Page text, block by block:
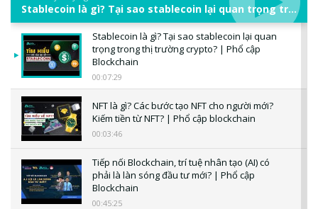
Stablecoin là gì? Tại sao stablecoin lại quan trọng trong thị trường crypto? | Phổ cập Blockchain
Stablecoin là gì? Tại sao stablecoin lại quan
trọng trong thị trường crypto? | Phổ cập
Blockchain
00:07:29
NFT là gì? Các bước tạo NFT cho người mới?
Kiếm tiền từ NFT? | Phổ cập blockchain
00:03:46
Tiếp nối Blockchain, trí tuệ nhân tạo (AI) có
phải là làn sóng đầu tư mới? | Phổ cập
Blockchain
00:45:25